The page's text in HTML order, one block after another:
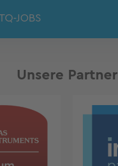
JOBS
Unsere Partner